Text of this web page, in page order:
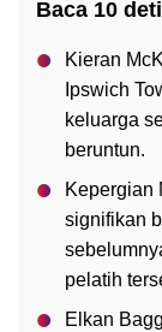
Baca 10
Kieran
Ipswich
keluarga
beruntun.
Kepergian
signifikan
pelatih
Elkan